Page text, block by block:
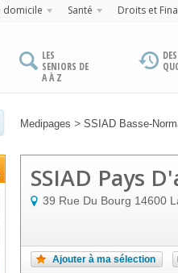
domicile Santé Droits et
LES
SENIORS DE
A À Z
Medipages > SSIAD Basse-
SSIAD Pays
39 Rue Du Bourg 14600
Ajouter à ma sélection